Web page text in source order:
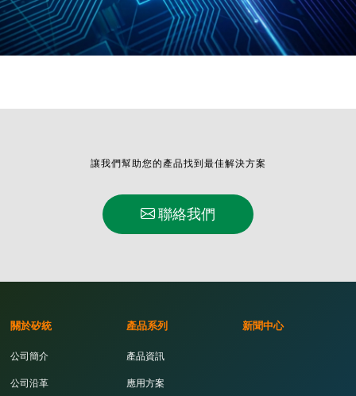
讓我們幫助您的產品找到最佳解決方案
聯絡我們
關於矽統
公司簡介
公司沿革
產品系列
產品資訊
應用方案
新聞中心